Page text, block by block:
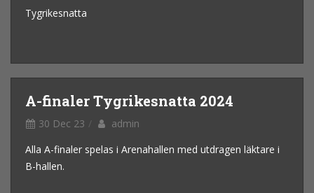
Tygrikesnatta
A-finaler Tygrikesnatta 2024
30 Dec 23
admin
Alla A-finaler spelas i Arenahallen med utdragen läktare i
B-hallen.